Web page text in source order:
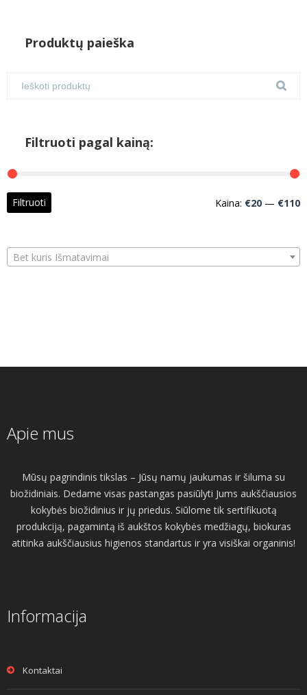
Produktų paieška
Filtruoti pagal kainą:
Filtruoti Kaina: €20 — €110
Bet kuris Išmatavimai
Apie mus
Mūsų pagrindinis tikslas – Jūsų namų jaukumas ir šiluma su
biožidiniais. Dedame visas pastangas pasiūlyti Jums aukščiausios
kokybės biožidinius ir jų priedus. Siūlome tik sertifikuotą
produkciją, pagamintą iš aukštos kokybės medžiagų, biokuras
atitinka aukščiausius higienos standartus ir yra visiškai organinis!
Informacija
Kontaktai